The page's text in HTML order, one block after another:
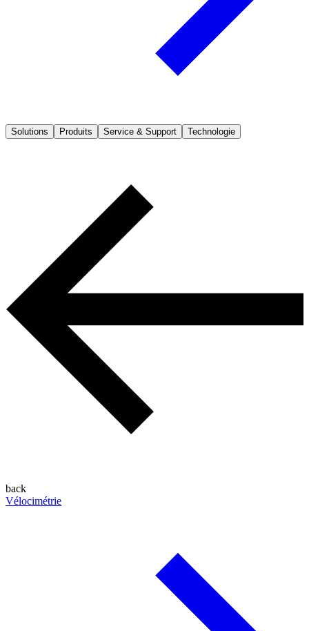
Solutions Produits Service & Support Technologie
back
Vélocimétrie